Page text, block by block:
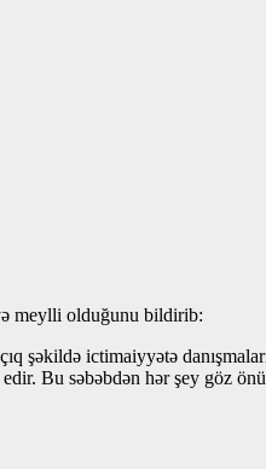
meylli olduğunu bildirib:
şəkildə ictimaiyyətə
Bu səbəbdən hər şey göz